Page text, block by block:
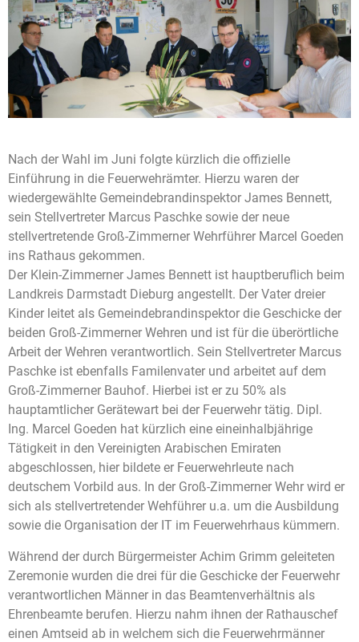
Nach der Wahl im Juni folgte kürzlich die offizielle
Einführung in die Feuerwehrämter. Hierzu waren der
wiedergewählte Gemeindebrandinspektor James Bennett,
sein Stellvertreter Marcus Paschke sowie der neue
stellvertretende Groß-Zimmerner Wehrführer Marcel Goeden
ins Rathaus gekommen.
Der Klein-Zimmerner James Bennett ist hauptberuflich beim
Landkreis Darmstadt Dieburg angestellt. Der Vater dreier
Kinder leitet als Gemeindebrandinspektor die Geschicke der
beiden Groß-Zimmerner Wehren und ist für die überörtliche
Arbeit der Wehren verantwortlich. Sein Stellvertreter Marcus
Paschke ist ebenfalls Familenvater und arbeitet auf dem
Groß-Zimmerner Bauhof. Hierbei ist er zu 50% als
hauptamtlicher Gerätewart bei der Feuerwehr tätig. Dipl.
Ing. Marcel Goeden hat kürzlich eine eineinhalbjährige
Tätigkeit in den Vereinigten Arabischen Emiraten
abgeschlossen, hier bildete er Feuerwehrleute nach
deutschem Vorbild aus. In der Groß-Zimmerner Wehr wird er
sich als stellvertretender Wehführer u.a. um die Ausbildung
sowie die Organisation der IT im Feuerwehrhaus kümmern.
Während der durch Bürgermeister Achim Grimm geleiteten
Zeremonie wurden die drei für die Geschicke der Feuerwehr
verantwortlichen Männer in das Beamtenverhältnis als
Ehrenbeamte berufen. Hierzu nahm ihnen der Rathauschef
einen Amtseid ab in welchem sich die Feuerwehrmänner